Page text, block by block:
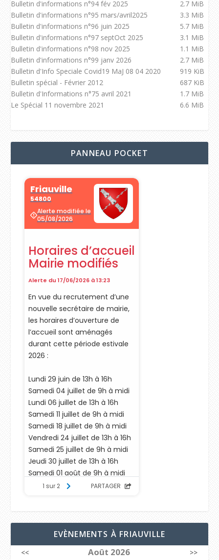
Bulletin d'informations n°94 fév 2025
2.7 MiB
Bulletin d'informations n°95 mars/avril2025
3.3 MiB
Bulletin d'informations n°96 juin 2025
5.7 MiB
Bulletin d'informations n°97 septOct 2025
3.1 MiB
Bulletin d'informations n°98 nov 2025
1.1 MiB
Bulletin d'informations n°99 janv 2026
2.7 MiB
Bulletin d'Info Speciale Covid19 MaJ 08 04 2020
919 KiB
Bulletin spécial - Février 2012
687 KiB
Bulletin d'Informations n°75 avril 2021
1.7 MiB
Le Spécial 11 novembre 2021
6.6 MiB
PANNEAU POCKET
EVÈNEMENTS À FRIAUVILLE
<< Août 2026
>>